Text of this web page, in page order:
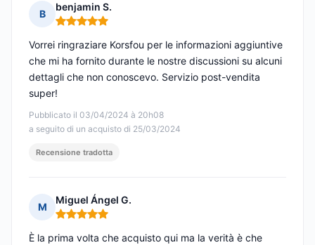
B
benjamin S.
Nota: 5 su 5
Pubblicato il 03/04/2024 à 20h08
a seguito di un acquisto di 25/03/2024
Vorrei ringraziare Korsfou per le informazioni aggiuntive
che mi ha fornito durante le nostre discussioni su alcuni
dettagli che non conoscevo. Servizio post-vendita
super!
Recensione tradotta
M
Miguel Ángel G.
Nota: 5 su 5
È la prima volta che acquisto qui ma la verità è che